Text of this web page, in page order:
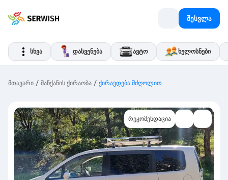
შესვლა
სხვა დასვენება ავტო ხელოსნები
მთავარი / მანქანის ქირაობა / ქირავდება მძღოლით
რეკომენდაცია